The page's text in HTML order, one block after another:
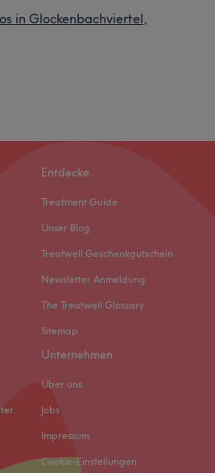
in Glockenbachviertel,
Entdecke
Treatment Guide
Unser Blog
Treatwell Geschenkgutschein
Newsletter Anmeldung
The Treatwell Glossary
Sitemap
Unternehmen
Über uns
Jobs
Impressum
Cookie-Einstellungen